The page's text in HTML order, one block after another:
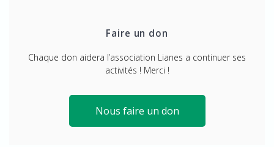
Faire un don
Chaque don aidera l’association Lianes a continuer ses
activités ! Merci !
Nous faire un don